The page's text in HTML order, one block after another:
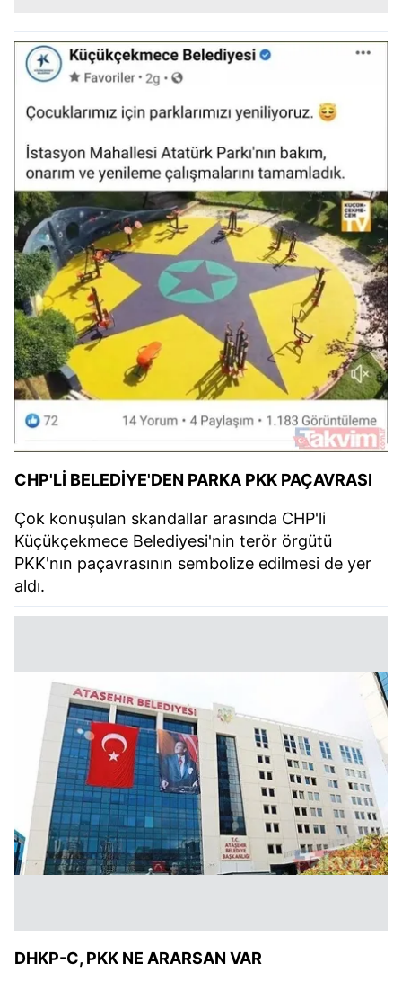
CHP'Lİ BELEDİYE'DEN PARKA PKK PAÇAVRASI
Çok konuşulan skandallar arasında CHP'li
Küçükçekmece Belediyesi'nin terör örgütü
PKK'nın paçavrasının sembolize edilmesi de yer
aldı.
DHKP-C, PKK NE ARARSAN VAR